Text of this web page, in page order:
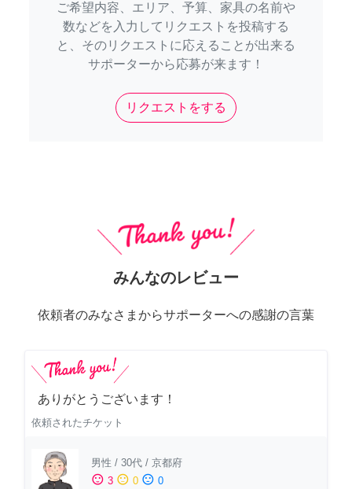
ご希望内容、エリア、予算、家具の名前や
数などを入力してリクエストを投稿する
と、そのリクエストに応えることが出来る
サポーターから応募が来ます！
リクエストをする
みんなのレビュー
依頼者のみなさまからサポーターへの感謝の言葉
ありがとうございます！
依頼されたチケット
男性 / 30代 / 京都府
sentiment_satisfied 3 sentiment_neutral 0 sentiment_dissatisfied 0